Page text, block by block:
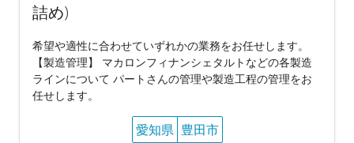
詰め)
希望や適性に合わせていずれかの業務をお任せします。
【製造管理】 マカロンフィナンシェタルトなどの各製造
ラインについて パートさんの管理や製造工程の管理をお
任せします。
愛知県 豊田市